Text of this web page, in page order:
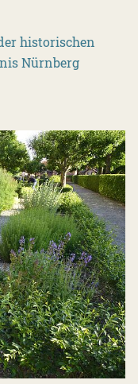
historischen
Nürnberg